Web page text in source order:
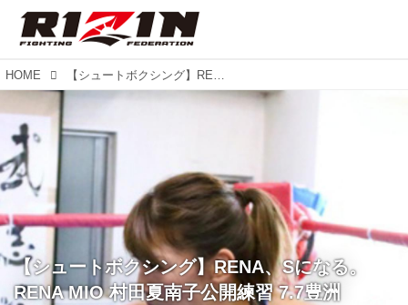
HOME 【シュートボクシング】RENA、Sになる。RENA MIO 村田夏南子公開練習 7.7豊洲
【シュートボクシング】RENA、Sになる。
RENA MIO 村田夏南子公開練習 7.7豊洲